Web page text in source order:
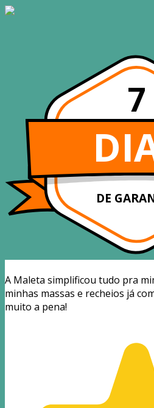
7
DE
A Maleta simplificou tudo pra
minhas massas e recheios já
muito a pena!